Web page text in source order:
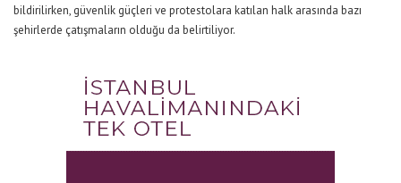
bildirilirken, güvenlik güçleri ve protestolara katılan halk arasında bazı
şehirlerde çatışmaların olduğu da belirtiliyor.